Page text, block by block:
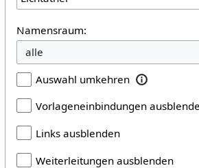
Namensraum:
Auswahl umkehren
Vorlageneinbindungen
Links ausblenden
Weiterleitungen ausblenden